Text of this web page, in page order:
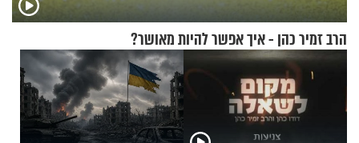
הרב זמיר כהן - איך אפשר להיות מאושר?